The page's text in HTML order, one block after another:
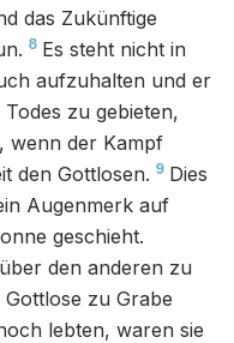
das Zukünftige
8 Es steht nicht in
aufzuhalten und er
zu gebieten,
wenn der Kampf
den Gottlosen. 9 Dies
Augenmerk auf
geschieht.
den anderen zu
zu Grabe
lebten, waren sie